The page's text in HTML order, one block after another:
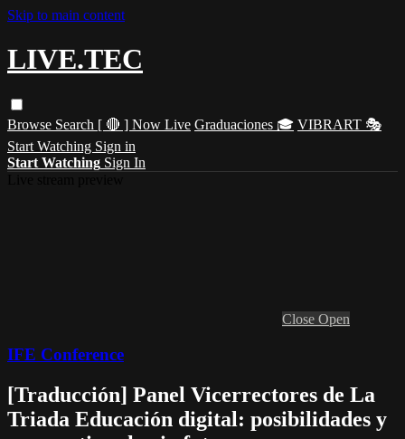
Skip to main content
LIVE.TEC
Browse Search [ 🔴 ] Now Live Graduaciones 🎓 VIBRART 🎭
Start Watching Sign in
Start Watching Sign In
Close Open
IFE Conference
[Traducción] Panel Vicerrectores de La
Triada Educación digital: posibilidades y